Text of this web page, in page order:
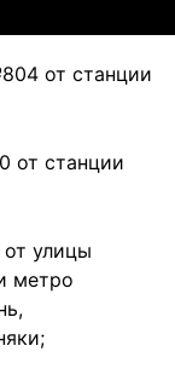
от станции
от станции
улицы
метро